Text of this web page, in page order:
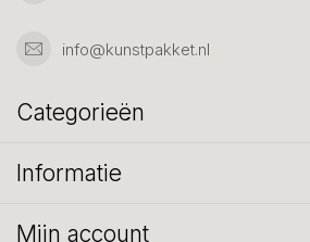
info@kunstpakket.nl
Categorieën
Informatie
Mijn account